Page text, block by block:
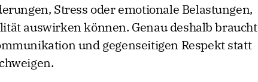
Stress oder emotionale Belastungen,
auswirken können. Genau deshalb braucht
und gegenseitigen Respekt statt